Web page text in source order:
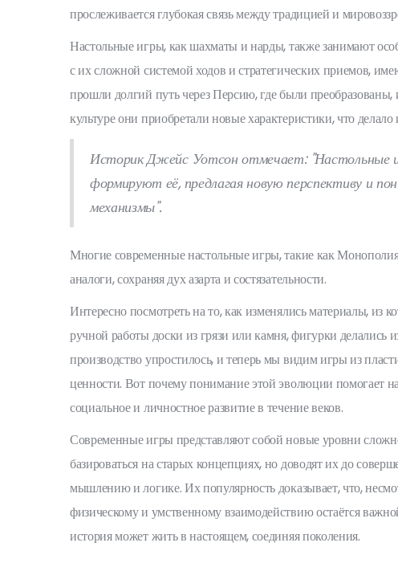
прослеживается глубокая связь между традицией и
Настольные игры, как шахматы и нарды, также занимают
с их сложной системой ходов и стратегических приемов,
прошли долгий путь через Персию, где были
культуре они приобретали новые характеристики, что
Историк Джейс Уотсон отмечает: "Настольные
формируют её, предлагая новую перспективу и
механизмы".
Многие современные настольные игры, такие как
аналоги, сохраняя дух азарта и состязательности.
Интересно посмотреть на то, как изменялись материалы, из
ручной работы доски из грязи или камня, фигурки делались
производство упростилось, и теперь мы видим игры из
ценности. Вот почему понимание этой эволюции помогает
социальное и личностное развитие в течение веков.
Современные игры представляют собой новые уровни
базироваться на старых концепциях, но доводят их до
мышлению и логике. Их популярность доказывает, что,
физическому и умственному взаимодействию остаётся
история может жить в настоящем, соединяя поколения.